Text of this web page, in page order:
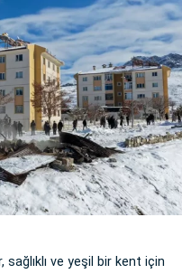
ve yeşil bir kent için